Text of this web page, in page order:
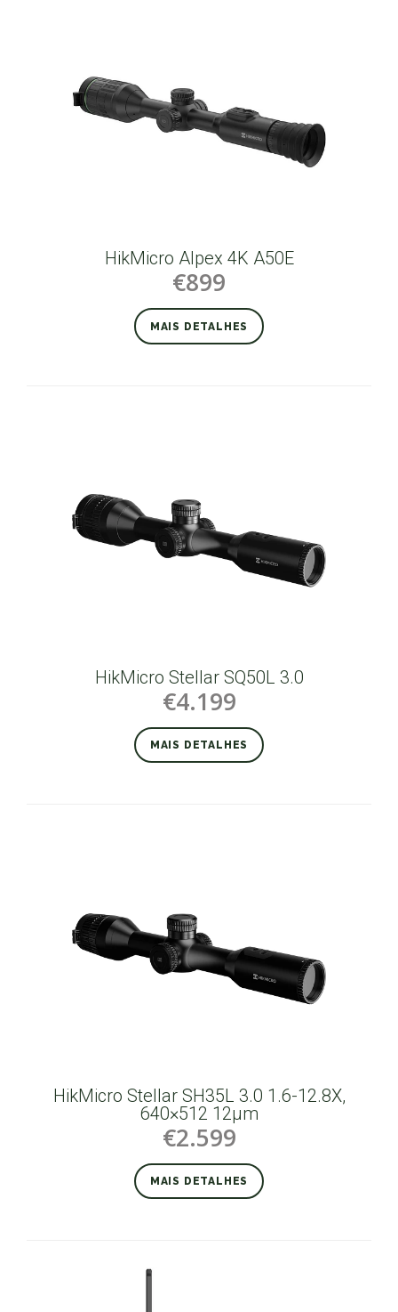
HikMicro Alpex 4K A50E
€899
MAIS DETALHES
HikMicro Stellar SQ50L 3.0
€4.199
MAIS DETALHES
HikMicro Stellar SH35L 3.0 1.6-12.8X,
640×512 12µm
€2.599
MAIS DETALHES